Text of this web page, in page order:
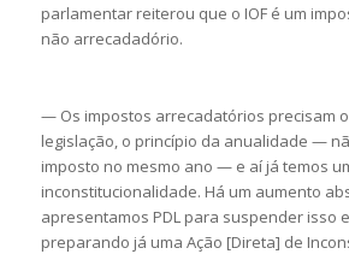
parlamentar reiterou que o IOF é um
não arrecadadório.
— Os impostos arrecadatórios precisam
legislação, o princípio da anualidade —
imposto no mesmo ano — e aí já temos
inconstitucionalidade. Há um aumento
apresentamos PDL para suspender isso
preparando já uma Ação [Direta] de